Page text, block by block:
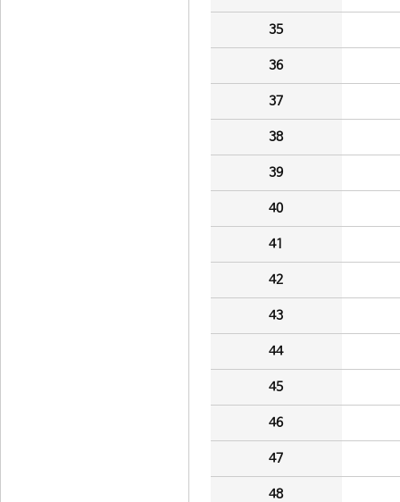
35
36
37
38
39
40
41
42
43
44
45
46
47
48